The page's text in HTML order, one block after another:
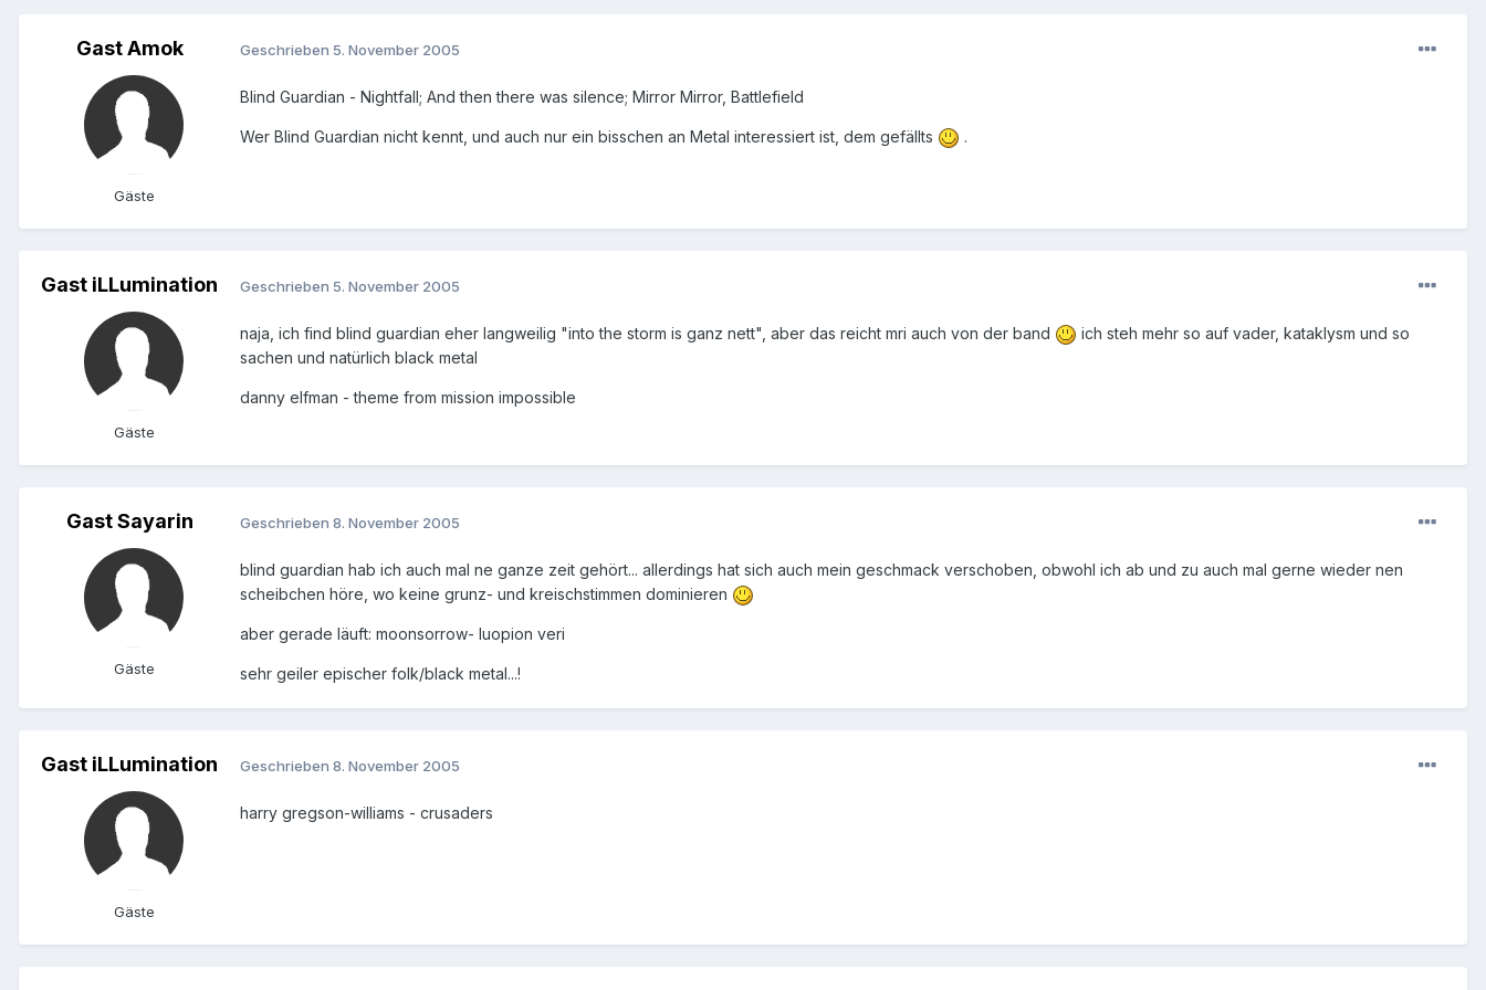
Gast Amok
Gäste
Geschrieben 5. November 2005
Blind Guardian - Nightfall; And then there was silence; Mirror Mirror, Battlefield
Wer Blind Guardian nicht kennt, und auch nur ein bisschen an Metal interessiert ist, dem gefällts .
Gast iLLumination
Gäste
Geschrieben 5. November 2005
naja, ich find blind guardian eher langweilig "into the storm is ganz nett", aber das reicht mri auch von der band
ich steh mehr so auf vader, kataklysm und so
sachen und natürlich black metal
danny elfman - theme from mission impossible
Gast Sayarin
Gäste
Geschrieben 8. November 2005
blind guardian hab ich auch mal ne ganze zeit gehört... allerdings hat sich auch mein geschmack verschoben, obwohl ich ab und zu auch mal gerne wieder nen
scheibchen höre, wo keine grunz- und kreischstimmen dominieren
aber gerade läuft: moonsorrow- luopion veri
sehr geiler epischer folk/black metal...!
Gast iLLumination
Gäste
Geschrieben 8. November 2005
harry gregson-williams - crusaders